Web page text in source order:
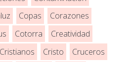
Copas
Corazones
Cotorra
Creatividad
Cristianos Cristo
Cruceros